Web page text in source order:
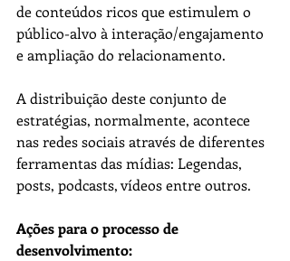
de conteúdos ricos que estimulem o
público-alvo à interação/engajamento
e ampliação do relacionamento.
A distribuição deste conjunto de
estratégias, normalmente, acontece
nas redes sociais através de diferentes
ferramentas das mídias: Legendas,
posts, podcasts, vídeos entre outros.
Ações para o processo de
desenvolvimento: